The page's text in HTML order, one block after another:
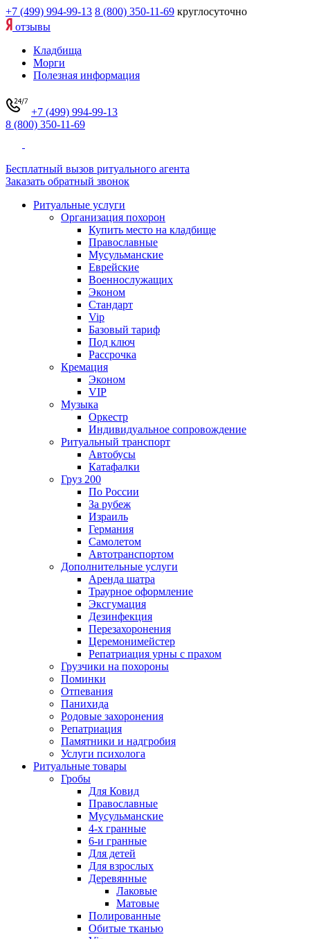
+7 (499) 994-99-13 8 (800) 350-11-69 круглосуточно
отзывы
Кладбища
Морги
Полезная информация
+7 (499) 994-99-13
8 (800) 350-11-69
Бесплатный вызов ритуального агента
Заказать обратный звонок
Ритуальные услуги
Организация похорон
Купить место на кладбище
Православные
Мусульманские
Еврейские
Военнослужащих
Эконом
Стандарт
Vip
Базовый тариф
Под ключ
Рассрочка
Кремация
Эконом
VIP
Музыка
Оркестр
Индивидуальное сопровождение
Ритуальный транспорт
Автобусы
Катафалки
Груз 200
По России
За рубеж
Израиль
Германия
Самолетом
Автотранспортом
Дополнительные услуги
Аренда шатра
Траурное оформление
Эксгумация
Дезинфекция
Перезахоронения
Церемонимейстер
Репатриация урны с прахом
Грузчики на похороны
Поминки
Отпевания
Панихида
Родовые захоронения
Репатриация
Памятники и надгробия
Услуги психолога
Ритуальные товары
Гробы
Для Ковид
Православные
Мусульманские
4-х гранные
6-и гранные
Для детей
Для взрослых
Деревянные
Лаковые
Матовые
Полированные
Обитые тканью